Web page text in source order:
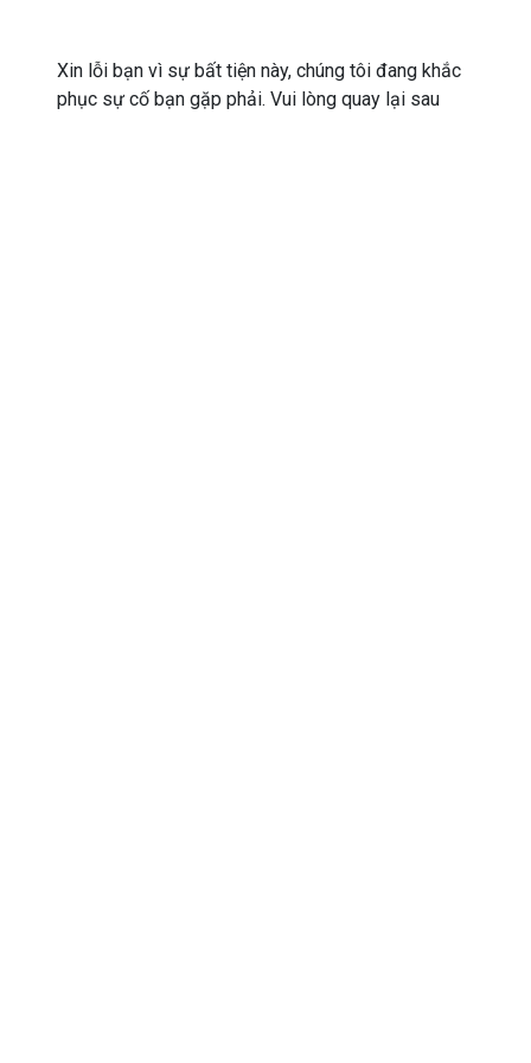
Xin lỗi bạn vì sự bất tiện này, chúng tôi đang khắc
phục sự cố bạn gặp phải. Vui lòng quay lại sau